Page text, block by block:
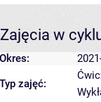
Zajęcia w
Okres:
Typ zajęć: